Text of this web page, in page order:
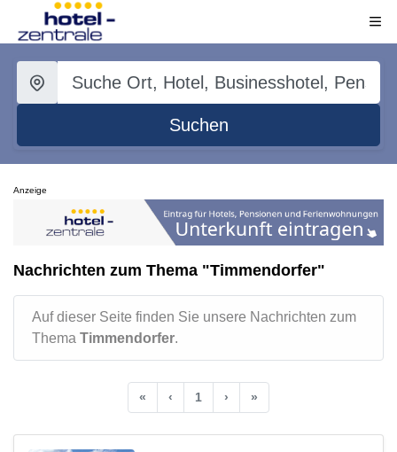
Suchen
Anzeige
Nachrichten zum Thema "Timmendorfer"
Auf dieser Seite finden Sie unsere Nachrichten zum
Thema Timmendorfer.
« ‹ 1 › »